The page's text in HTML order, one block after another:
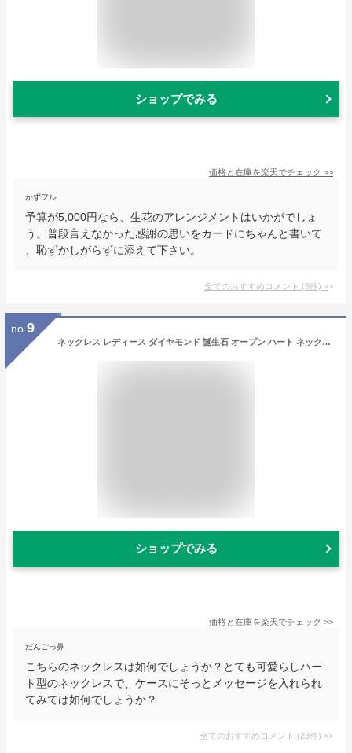
ショップでみる
価格と在庫を楽天でチェック >>
かずフル
予算が5,000円なら、生花のアレンジメントはいかがでしょ
う。普段言えなかった感謝の思いをカードにちゃんと書いて
、恥ずかしがらずに添えて下さい。
全てのおすすめコメント (8件) >
no. 9
ネックレス レディース ダイヤモンド 誕生石 オープン ハート ネックレス ラブハート シルバー / ピンクゴールド 女性 誕生日プレゼント Sears (シアーズ)
ショップでみる
価格と在庫を楽天でチェック >>
だんごっ鼻
こちらのネックレスは如何でしょうか？とても可愛らしハー
ト型のネックレスで、ケースにそっとメッセージを入れられ
てみては如何でしょうか？
全てのおすすめコメント (23件) >